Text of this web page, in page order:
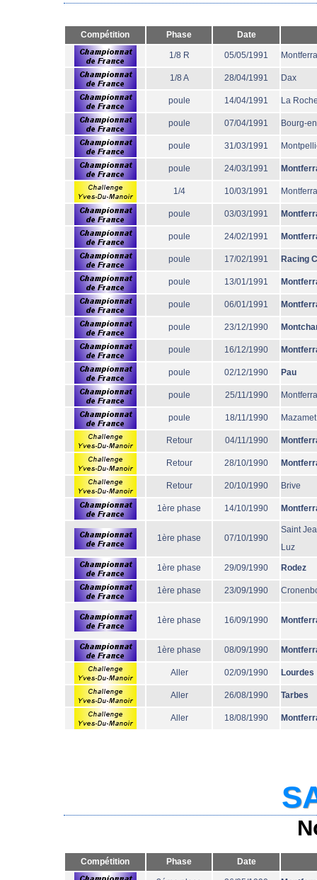
Compétition Phase Date
1/8 R 05/05/1991
1/8 A 28/04/1991 Dax
poule 14/04/1991 La
poule 07/04/1991 Bourg-
poule 31/03/1991
poule 24/03/1991
1/4 10/03/1991
poule 03/03/1991
poule 24/02/1991
poule 17/02/1991 Racing
poule 13/01/1991
poule 06/01/1991
poule 23/12/1990
poule 16/12/1990
poule 02/12/1990 Pau
poule 25/11/1990
poule 18/11/1990 Mazamet
Retour 04/11/1990
Retour 28/10/1990
Retour 20/10/1990 Brive
1ère phase 14/10/1990
1ère phase 07/10/1990
Saint
Luz
1ère phase 29/09/1990 Rodez
1ère phase 23/09/1990
1ère phase 16/09/1990
1ère phase 08/09/1990
Aller 02/09/1990 Lourdes
Aller 26/08/1990 Tarbes
Aller 18/08/1990
Compétition Phase Date